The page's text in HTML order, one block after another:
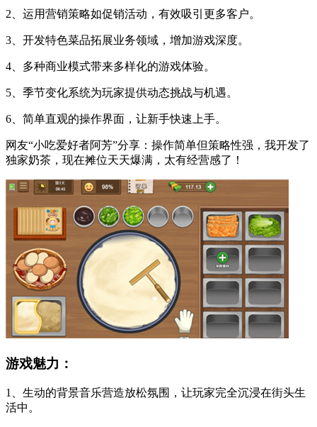
2、运用营销策略如促销活动，有效吸引更多客户。
3、开发特色菜品拓展业务领域，增加游戏深度。
4、多种商业模式带来多样化的游戏体验。
5、季节变化系统为玩家提供动态挑战与机遇。
6、简单直观的操作界面，让新手快速上手。
网友“小吃爱好者阿芳”分享：操作简单但策略性强，我开发了
独家奶茶，现在摊位天天爆满，太有经营感了！
游戏魅力：
1、生动的背景音乐营造放松氛围，让玩家完全沉浸在街头生
活中。